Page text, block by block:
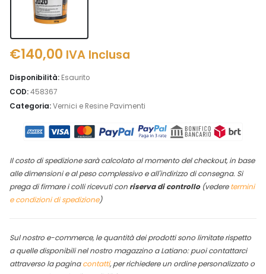
€140,00 IVA Inclusa
Disponibilità: Esaurito
COD:458367
Categoria:Vernici e Resine Pavimenti
Il costo di spedizione sarà calcolato al momento del checkout, in base
alle dimensioni e al peso complessivo e all'indirizzo di consegna. Si
prega di firmare i colli ricevuti conriserva di controllo (vederetermini
e condizioni di spedizione)
Sul nostro e-commerce, le quantità dei prodotti sono limitate rispetto
a quelle disponibili nel nostro magazzino a Latiano: puoi contattarci
attraverso la paginacontatti, per richiedere un ordine personalizzato o